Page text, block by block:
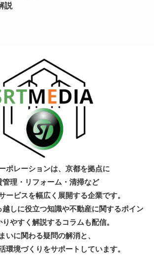
説
ポレーションは、京都を拠点に
管理・リフォーム・清掃など
ービスを幅広く展開する企業です。
しに役立つ知識や不動産に関するポイン
りやすく解説するコラムも配信。
いに関わる疑問の解消と、
環境づくりをサポートしています。